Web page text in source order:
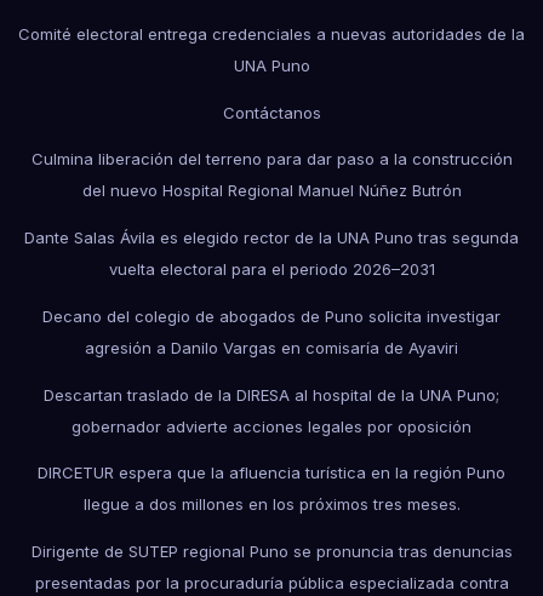
Comité electoral entrega credenciales a nuevas autoridades de la
UNA Puno
Contáctanos
Culmina liberación del terreno para dar paso a la construcción
del nuevo Hospital Regional Manuel Núñez Butrón
Dante Salas Ávila es elegido rector de la UNA Puno tras segunda
vuelta electoral para el periodo 2026–2031
Decano del colegio de abogados de Puno solicita investigar
agresión a Danilo Vargas en comisaría de Ayaviri
Descartan traslado de la DIRESA al hospital de la UNA Puno;
gobernador advierte acciones legales por oposición
DIRCETUR espera que la afluencia turística en la región Puno
llegue a dos millones en los próximos tres meses.
Dirigente de SUTEP regional Puno se pronuncia tras denuncias
presentadas por la procuraduría pública especializada contra